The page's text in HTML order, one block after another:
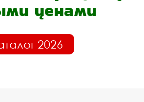
ценами
2026